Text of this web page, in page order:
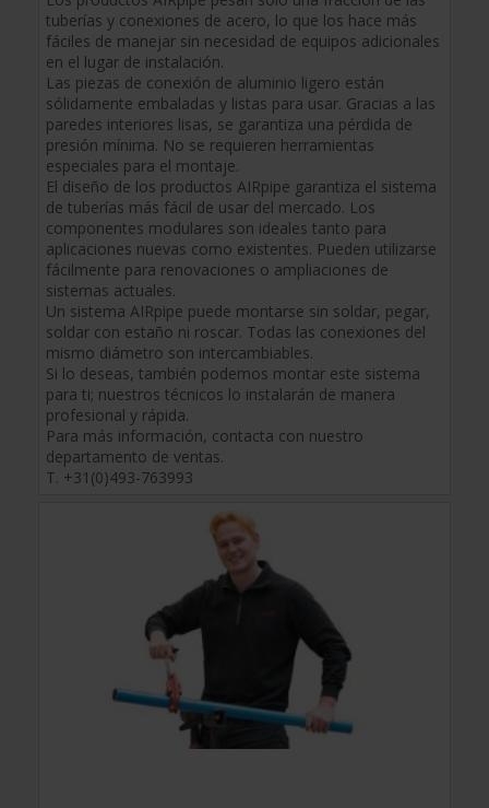
tuberías y conexiones de acero, lo que los hace más
fáciles de manejar sin necesidad de equipos adicionales
en el lugar de instalación.
Las piezas de conexión de aluminio ligero están
sólidamente embaladas y listas para usar. Gracias a las
paredes interiores lisas, se garantiza una pérdida de
presión mínima. No se requieren herramientas
especiales para el montaje.
El diseño de los productos AIRpipe garantiza el sistema
de tuberías más fácil de usar del mercado. Los
componentes modulares son ideales tanto para
aplicaciones nuevas como existentes. Pueden utilizarse
fácilmente para renovaciones o ampliaciones de
sistemas actuales.
Un sistema AIRpipe puede montarse sin soldar, pegar,
soldar con estaño ni roscar. Todas las conexiones del
mismo diámetro son intercambiables.
Si lo deseas, también podemos montar este sistema
para ti; nuestros técnicos lo instalarán de manera
profesional y rápida.
Para más información, contacta con nuestro
departamento de ventas.
T. +31(0)493-763993